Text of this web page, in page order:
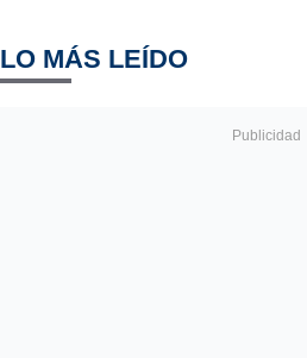
LO MÁS LEÍDO